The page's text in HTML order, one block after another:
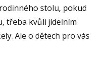
stolu, pokud
třeba kvůli jídelním
Ale o dětech pro vás